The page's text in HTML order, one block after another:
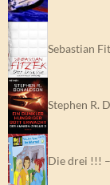
Sebastian
Stephen R.
Die drei !!!